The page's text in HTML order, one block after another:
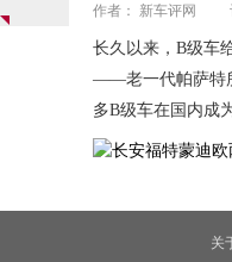
作者： 新车评网
长久以来，B级车
——老一代帕萨特
多B级车在国内成
关